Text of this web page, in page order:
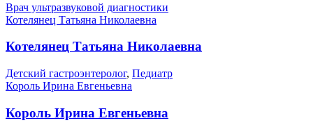
Врач ультразвуковой диагностики
Котелянец Татьяна Николаевна
Котелянец Татьяна Николаевна
Детский гастроэнтеролог, Педиатр
Король Ирина Евгеньевна
Король Ирина Евгеньевна